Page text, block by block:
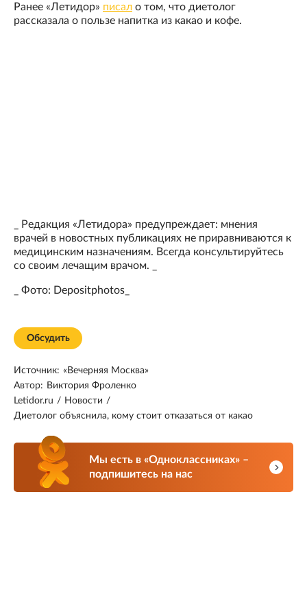
Ранее «Летидор» писал о том, что диетолог
рассказала о пользе напитка из какао и кофе.
_ Редакция «Летидора» предупреждает: мнения
врачей в новостных публикациях не приравниваются к
медицинским назначениям. Всегда консультируйтесь
со своим лечащим врачом. _
_ Фото: Depositphotos_
Обсудить
Источник: «Вечерняя Москва»
Автор: Виктория Фроленко
Letidor.ru / Новости /
Диетолог объяснила, кому стоит отказаться от какао
Мы есть в «Одноклассниках» –
подпишитесь на нас